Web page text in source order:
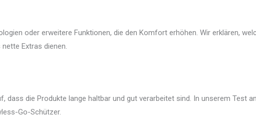
oder erweitere Funktionen, die den Komfort erhöhen. Wir erklären,
Extras dienen.
dass die Produkte lange haltbar und gut verarbeitet sind. In unserem Test
Go-Schützer.